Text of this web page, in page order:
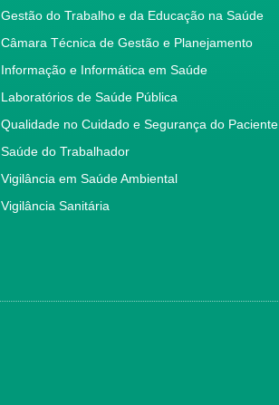
Gestão do Trabalho e da Educação na Saúde
Câmara Técnica de Gestão e Planejamento
Informação e Informática em Saúde
Laboratórios de Saúde Pública
Qualidade no Cuidado e Segurança do Paciente
Saúde do Trabalhador
Vigilância em Saúde Ambiental
Vigilância Sanitária